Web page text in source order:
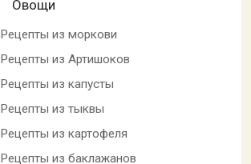
Овощи
Рецепты из моркови
Рецепты из Артишоков
Рецепты из капусты
Рецепты из тыквы
Рецепты из картофеля
Рецепты из баклажанов